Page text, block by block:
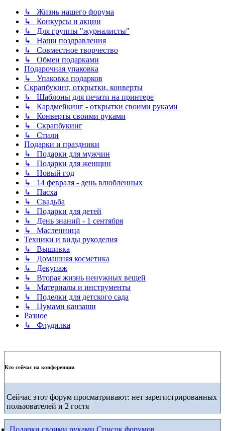
↳ Жизнь нашего форума
↳ Конкурсы и акции
↳ Для группы "журналисты"
↳ Наши поздравления
↳ Совместное творчество
↳ Обмен подарками
Подарочная упаковка
↳ Упаковка подарков
Скрапбукинг, открытки, конверты
↳ Шаблоны для печати на принтере
↳ Кардмейкинг - открытки своими руками
↳ Конверты своими руками
↳ Скрапбукинг
↳ Стили
Подарки и праздники
↳ Подарки для мужчин
↳ Подарки для женщин
↳ Новый год
↳ 14 февраля - день влюбленных
↳ Пасха
↳ Свадьба
↳ Подарки для детей
↳ День знаний - 1 сентября
↳ Масленница
Техники и виды рукоделия
↳ Вышивка
↳ Домашняя косметика
↳ Декупаж
↳ Вторая жизнь ненужных вещей
↳ Материалы и инструменты
↳ Поделки для детского сада
↳ Цумами канзаши
Разное
↳ Флудилка
Кто сейчас на конференции
Сейчас этот форум просматривают: нет зарегистрированных
пользователей и 2 гостя
Подарки своими руками Список форумов